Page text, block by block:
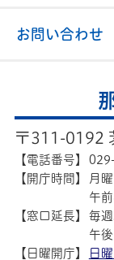
お問い合わせ
〒311-0192
【電話番号】
【開庁時間】
月
午
【窓口延長】
毎
午
【日曜開庁】
日